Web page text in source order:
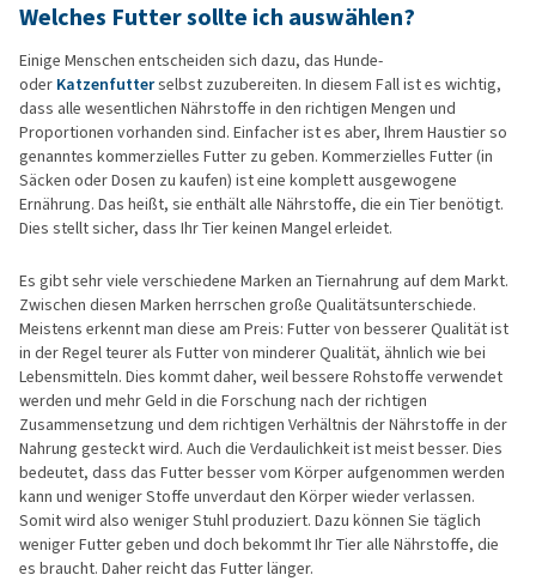
Welches Futter sollte ich auswählen?
Einige Menschen entscheiden sich dazu, das Hunde-
oder Katzenfutterselbst zuzubereiten. In diesem Fall ist es wichtig,
dass alle wesentlichen Nährstoffe in den richtigen Mengen und
Proportionen vorhanden sind. Einfacher ist es aber, Ihrem Haustier so
genanntes kommerzielles Futter zu geben. Kommerzielles Futter (in
Säcken oder Dosen zu kaufen) ist eine komplett ausgewogene
Ernährung. Das heißt, sie enthält alle Nährstoffe, die ein Tier benötigt.
Dies stellt sicher, dass Ihr Tier keinen Mangel erleidet.
Es gibt sehr viele verschiedene Marken an Tiernahrung auf dem Markt.
Zwischen diesen Marken herrschen große Qualitätsunterschiede.
Meistens erkennt man diese am Preis: Futter von besserer Qualität ist
in der Regel teurer als Futter von minderer Qualität, ähnlich wie bei
Lebensmitteln. Dies kommt daher, weil bessere Rohstoffe verwendet
werden und mehr Geld in die Forschung nach der richtigen
Zusammensetzung und dem richtigen Verhältnis der Nährstoffe in der
Nahrung gesteckt wird. Auch die Verdaulichkeit ist meist besser. Dies
bedeutet, dass das Futter besser vom Körper aufgenommen werden
kann und weniger Stoffe unverdaut den Körper wieder verlassen.
Somit wird also weniger Stuhl produziert. Dazu können Sie täglich
weniger Futter geben und doch bekommt Ihr Tier alle Nährstoffe, die
es braucht. Daher reicht das Futter länger.